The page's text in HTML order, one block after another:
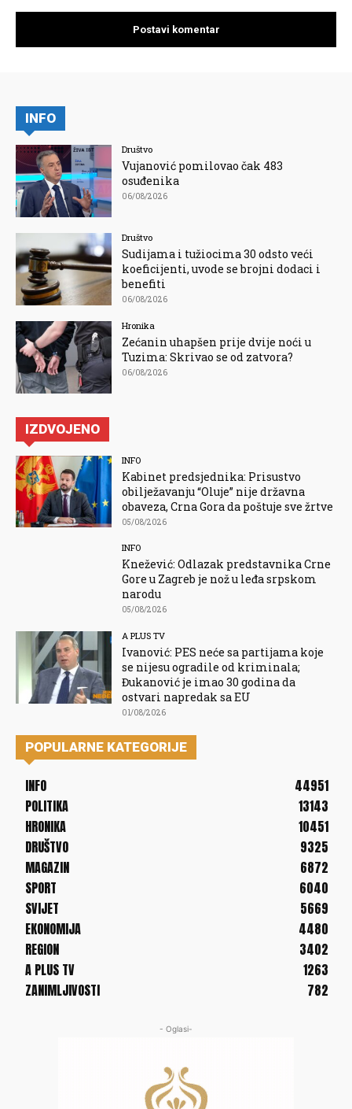
INFO
Društvo
Vujanović pomilovao čak 483
osuđenika
06/08/2026
Društvo
Sudijama i tužiocima 30 odsto veći
koeficijenti, uvode se brojni dodaci i
benefiti
06/08/2026
Hronika
Zećanin uhapšen prije dvije noći u
Tuzima: Skrivao se od zatvora?
06/08/2026
IZDVOJENO
INFO
Kabinet predsjednika: Prisustvo
obilježavanju “Oluje” nije državna
obaveza, Crna Gora da poštuje sve žrtve
05/08/2026
INFO
Knežević: Odlazak predstavnika Crne
Gore u Zagreb je nož u leđa srpskom
narodu
05/08/2026
A PLUS TV
Ivanović: PES neće sa partijama koje
se nijesu ogradile od kriminala;
Đukanović je imao 30 godina da
ostvari napredak sa EU
01/08/2026
POPULARNE KATEGORIJE
INFO
44951
POLITIKA
13143
HRONIKA
10451
DRUŠTVO
9325
MAGAZIN
6872
SPORT
6040
SVIJET
5669
EKONOMIJA
4480
REGION
3402
A PLUS TV
1263
ZANIMLJIVOSTI
782
- Oglasi-